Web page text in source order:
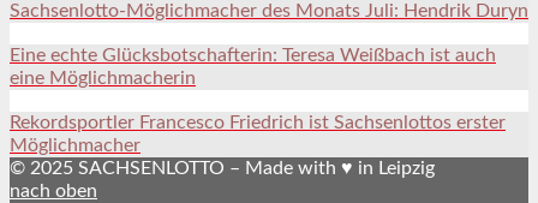
Sachsenlotto-Möglichmacher des Monats Juli: Hendrik Duryn
Eine echte Glücksbotschafterin: Teresa Weißbach ist auch
eine Möglichmacherin
Rekordsportler Francesco Friedrich ist Sachsenlottos erster
Möglichmacher
© 2025 SACHSENLOTTO – Made with ♥ in Leipzig
nach oben